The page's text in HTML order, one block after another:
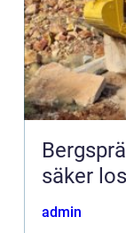
säker
admin